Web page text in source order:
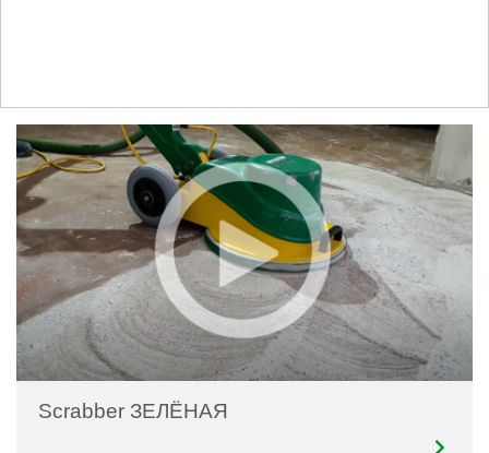
Scrabber ЗЕЛЁНАЯ